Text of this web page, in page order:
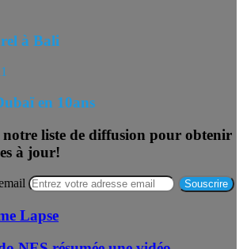
à Bali
en 10ans
notre liste de diffusion pour obtenir
à jour!
Lapse